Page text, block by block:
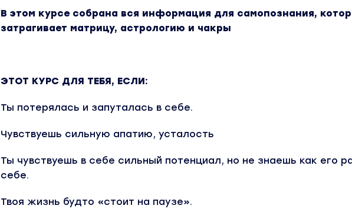
В этом курсе собрана вся информация для самопознания,
затрагивает матрицу, астрологию и чакры
ЭТОТ КУРС ДЛЯ ТЕБЯ, ЕСЛИ:
Ты потерялась и запуталась в себе.
Чувствуешь сильную апатию, усталость
Ты чувствуешь в себе сильный потенциал, но не знаешь как его
себе.
Твоя жизнь будто «стоит на паузе».